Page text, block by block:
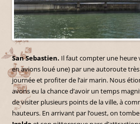
San Sebastien. Il faut compter une
en avions loué une) par une autoroute
journée et profiter de l’air marin. Nous
avons eu la chance d’avoir un temps
de visiter plusieurs points de la ville, à
hauteurs. En arrivant par l’ouest, on